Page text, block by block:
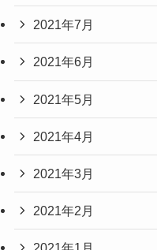
2021年7月
2021年6月
2021年5月
2021年4月
2021年3月
2021年2月